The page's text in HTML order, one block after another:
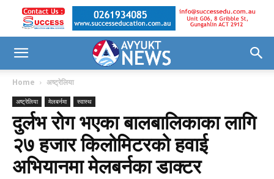
Home अष्ट्रेलिया
अष्ट्रेलिया मेलबर्नमा स्वास्थ
दुर्लभ रोग भएका बालबालिकाका लागि
२७ हजार किलोमिटरको हवाई
अभियानमा मेलबर्नका डाक्टर